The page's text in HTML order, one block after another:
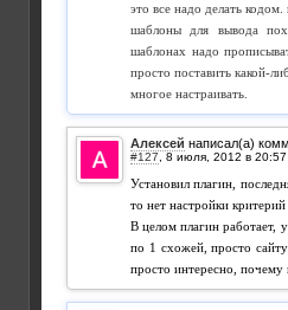
это все надо делать
шаблоны для вывода
шаблонах надо
просто поставить какой-
многое настраивать.
Алексей написал(а)
#127
Установил плагин,
то нет настройки
В целом плагин работает,
по 1 схожей, просто
просто интересно, почему